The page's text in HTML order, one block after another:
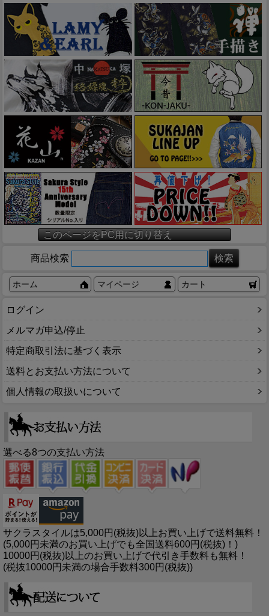
このページをPC用に切り替え
商品検索
ホーム マイページ カート
ログイン
メルマガ申込/停止
特定商取引法に基づく表示
送料とお支払い方法について
個人情報の取扱いについて
選べる8つの支払い方法
サクラスタイルは5,000円(税抜)以上お買い上げで送料無料！
(5,000円未満のお買い上げでも全国送料600円(税抜)！)
10000円(税抜)以上のお買い上げで代引き手数料も無料！
(税抜10000円未満の場合手数料300円(税抜))